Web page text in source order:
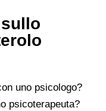
uno psicologo?
psicoterapeuta?